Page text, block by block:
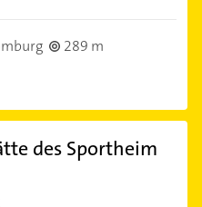
289 m
des Sportheim